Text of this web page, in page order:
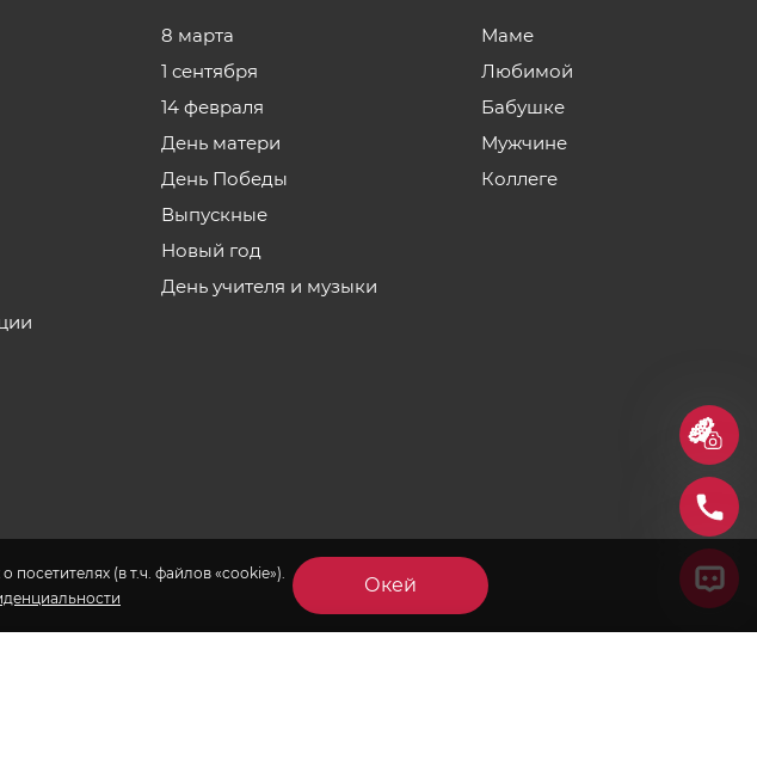
(в т.ч. файлов «cookie»).
Окей
8 марта
1 сентября
14 февраля
День матери
День Победы
Выпускные
Новый год
День учителя и музыки
Маме
Любимой
Бабушке
Мужчине
Коллеге